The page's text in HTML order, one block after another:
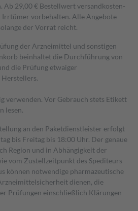
Ab 29,00 € Bestell­wert versand­kosten­
Irrtümer vorbehalten. Alle Angebote
der Vorrat reicht.
der Arzneimittel und sonstigen
beinhaltet die Durchführung von
die Prüfung etwaiger
Herstellers.
verwenden. Vor Gebrauch stets Etikett
lesen.
an den Paketdienstleister erfolgt
bis Freitag bis 18:00 Uhr. Der genaue
Region und in Abhängigkeit der
vom Zustellzeitpunkt des Spediteurs
können notwendige pharmazeutische
dienen, die
Prüfungen einschließlich Klärungen